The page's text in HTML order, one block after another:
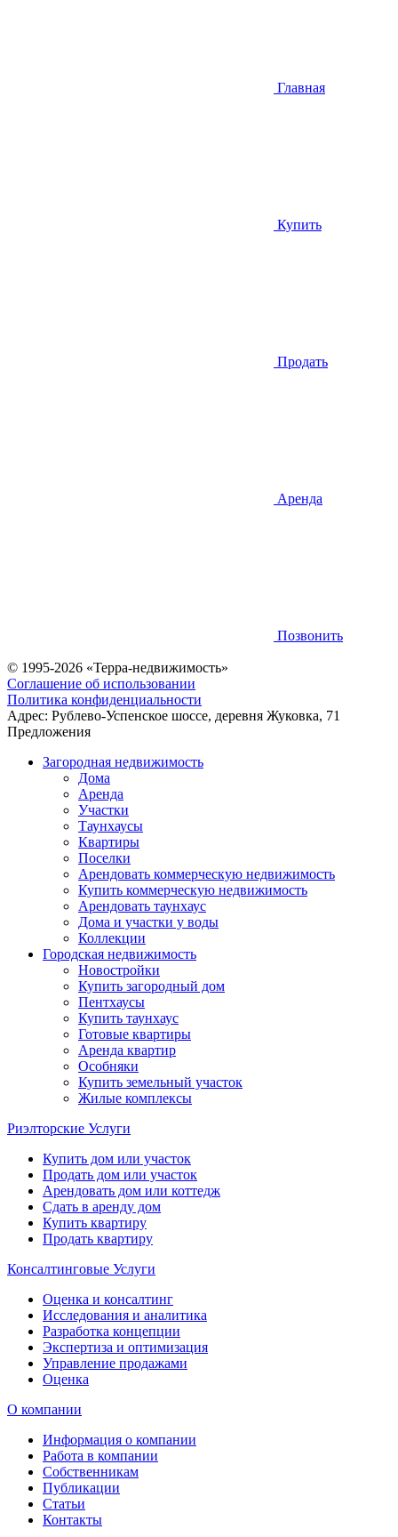
Главная
Купить
Продать
Аренда
Позвонить
© 1995-2026 «Терра-недвижимость»
Соглашение об использовании
Политика конфиденциальности
Адрес: Рублево-Успенское шоссе, деревня Жуковка, 71
Предложения
Загородная недвижимость
Дома
Аренда
Участки
Таунхаусы
Квартиры
Поселки
Арендовать коммерческую недвижимость
Купить коммерческую недвижимость
Арендовать таунхаус
Дома и участки у воды
Коллекции
Городская недвижимость
Новостройки
Купить загородный дом
Пентхаусы
Купить таунхаус
Готовые квартиры
Аренда квартир
Особняки
Купить земельный участок
Жилые комплексы
Риэлторские Услуги
Купить дом или участок
Продать дом или участок
Арендовать дом или коттедж
Сдать в аренду дом
Купить квартиру
Продать квартиру
Консалтинговые Услуги
Оценка и консалтинг
Исследования и аналитика
Разработка концепции
Экспертиза и оптимизация
Управление продажами
Оценка
О компании
Информация о компании
Работа в компании
Собственникам
Публикации
Статьи
Контакты